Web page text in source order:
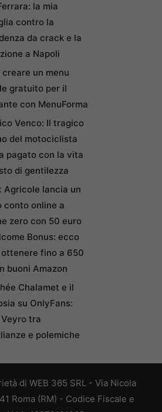
la mia
contro la
da crack e la
a Napoli
creare un menu
gratuito per il
con MenuForma
Venco: Il tragico
del motociclista
pagato con la vita
di gentilezza
Agricole lancia un
conto online a
zero con 50 euro
Bonus: ecco
ottenere fino a 650
buoni Amazon
Chalamet e il
su OnlyFans:
Veyro tra
e polemiche
di WEB 365 SRL - Via Nicola
Roma (RM) - Codice Fiscale e